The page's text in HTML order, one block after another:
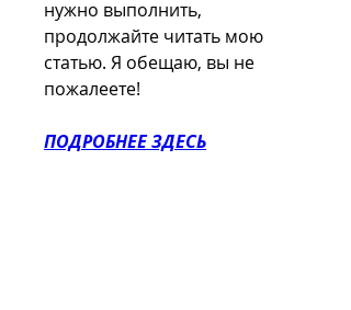
нужно выполнить,
продолжайте читать мою
статью. Я обещаю, вы не
пожалеете!
ПОДРОБНЕЕ ЗДЕСЬ